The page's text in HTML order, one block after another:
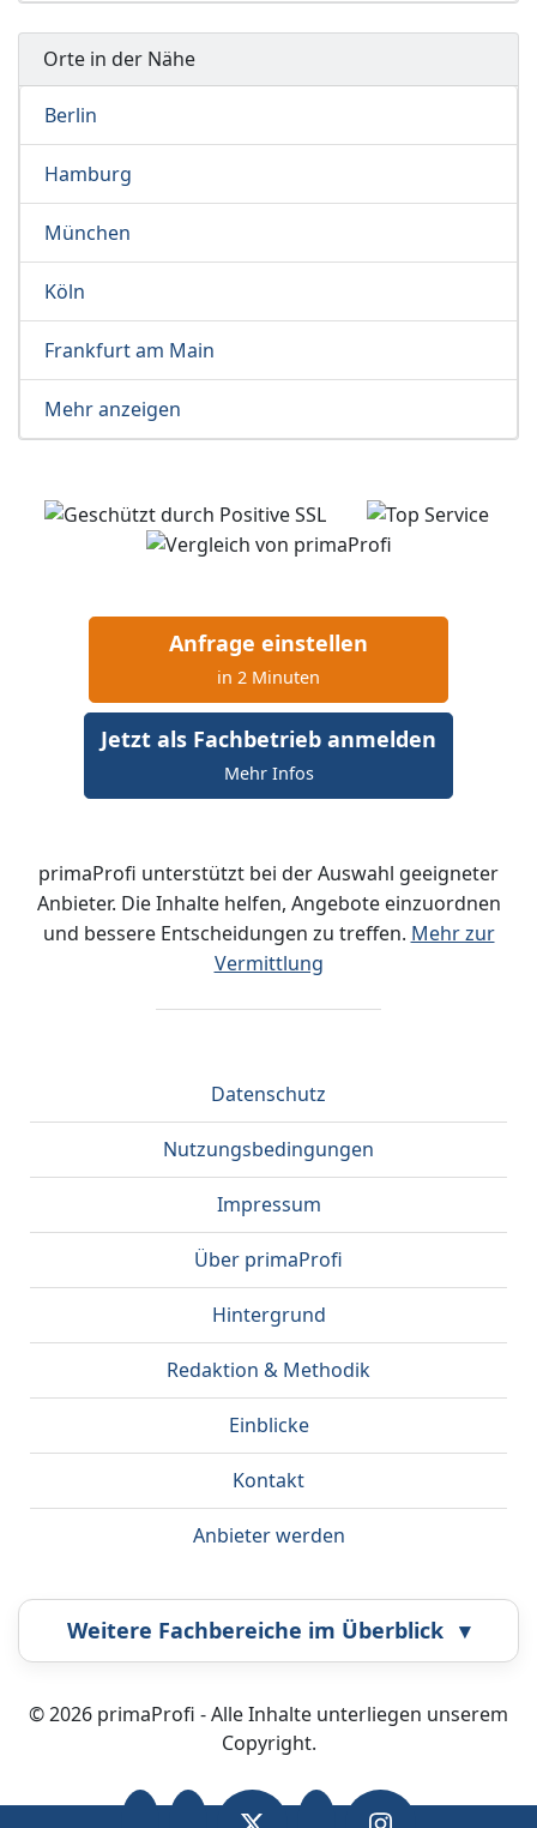
Orte in der Nähe
Berlin
Hamburg
München
Köln
Frankfurt am Main
Mehr anzeigen
Anfrage einstellen
in 2 Minuten
Jetzt als Fachbetrieb anmelden
Mehr Infos
primaProfi unterstützt bei der Auswahl geeigneter
Anbieter. Die Inhalte helfen, Angebote einzuordnen
und bessere Entscheidungen zu treffen. Mehr zur
Vermittlung
Datenschutz
Nutzungsbedingungen
Impressum
Über primaProfi
Hintergrund
Redaktion & Methodik
Einblicke
Kontakt
Anbieter werden
Weitere Fachbereiche im Überblick ▾
Airbrush Bestatter
Callcenter Coaching
© 2026 primaProfi - Alle Inhalte unterliegen unserem
Copyright.